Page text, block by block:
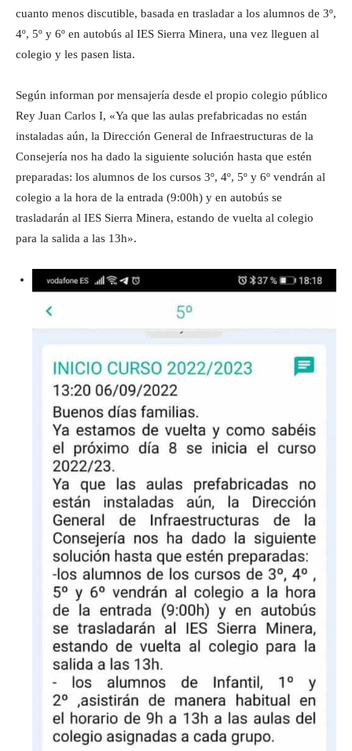
cuanto menos discutible, basada en trasladar a los alumnos de 3º,
4º, 5º y 6º en autobús al IES Sierra Minera, una vez lleguen al
colegio y les pasen lista.
Según informan por mensajería desde el propio colegio público
Rey Juan Carlos I, «Ya que las aulas prefabricadas no están
instaladas aún, la Dirección General de Infraestructuras de la
Consejería nos ha dado la siguiente solución hasta que estén
preparadas: los alumnos de los cursos 3º, 4º, 5º y 6º vendrán al
colegio a la hora de la entrada (9:00h) y en autobús se
trasladarán al IES Sierra Minera, estando de vuelta al colegio
para la salida a las 13h».